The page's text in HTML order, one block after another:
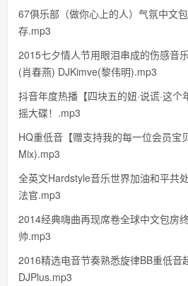
67俱乐部（做你心上的人）气氛中文
存.mp3
2015七夕情人节用眼泪串成的伤感音
(肖春燕) DJKimve(黎伟明).mp3
抖音年度热播【四块五的妞·说谎·这
摇大碟！.mp3
HQ重低音【赠支持我的每一位会员宝
Mix).mp3
全英文Hardstyle音乐世界加油和平共
法官.mp3
2014经典嗨曲再现席卷全球中文包房
帅.mp3
2016精选电音节奏熟悉旋律BB重低音
DJPlus.mp3